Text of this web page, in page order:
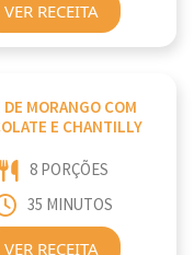
VER RECEITA
DE MORANGO COM
E CHANTILLY
8 PORÇÕES
35 MINUTOS
VER RECEITA